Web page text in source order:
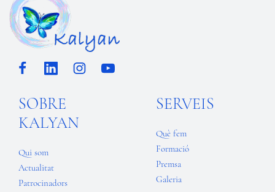
SOBRE
KALYAN
Qui som
Actualitat
Patrocinadors
SERVEIS
Què fem
Formació
Premsa
Galeria